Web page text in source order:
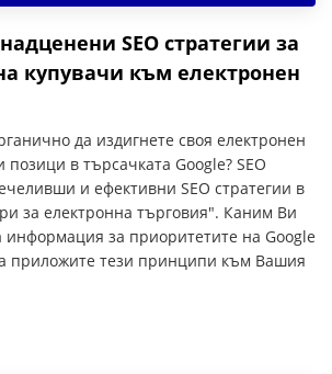
SEO стратегии за
купувачи към електронен
да издигнете своя електронен
в търсачката Google? SEO
и ефективни SEO стратегии в
за електронна търговия". Каним Ви
информация за приоритетите на Google
приложите тези принципи към Вашия